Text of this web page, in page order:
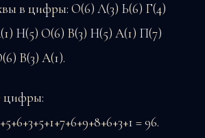
в цифры: О(6) Л(3) Ь(6) Г(4)
Н(5) О(6) В(3) Н(5) А(1) П(7)
В(3) А(1).
цифры:
= 96.